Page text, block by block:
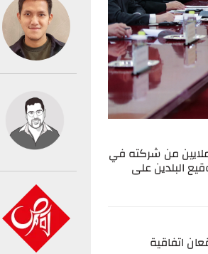
من شركته في
البلدين على
اتفاقية